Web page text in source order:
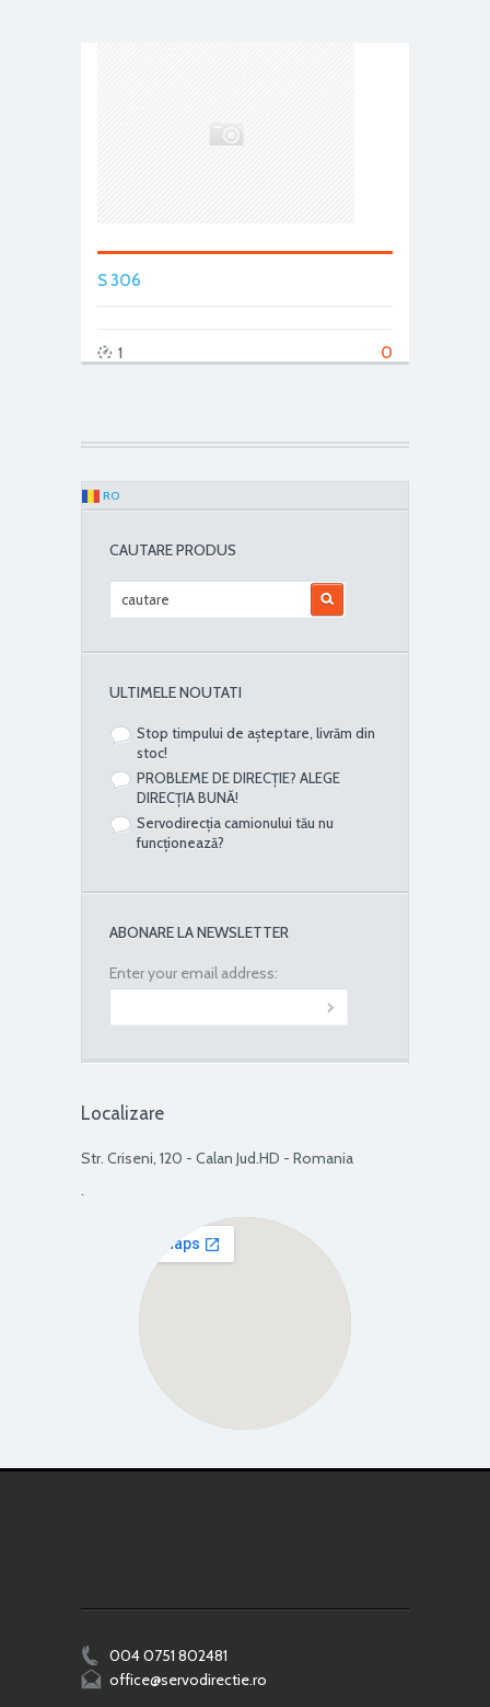
S 306
0
1
RO
CAUTARE PRODUS
ULTIMELE NOUTATI
Stop timpului de așteptare, livrăm din
stoc!
PROBLEME DE DIRECȚIE? ALEGE
DIRECȚIA BUNĂ!
Servodirecția camionului tău nu
funcționează?
ABONARE LA NEWSLETTER
Enter your email address:
Localizare
Str. Criseni, 120 - Calan Jud.HD - Romania
004 0751 802481
office@servodirectie.ro